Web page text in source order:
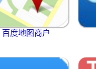
百度地图商户